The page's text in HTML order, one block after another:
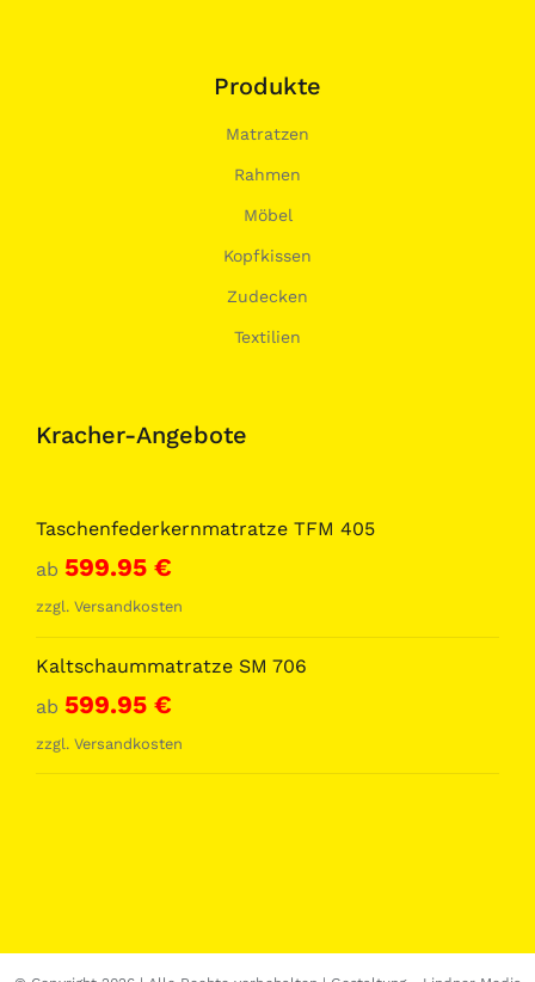
Produkte
Matratzen
Rahmen
Möbel
Kopfkissen
Zudecken
Textilien
Kracher-Angebote
Taschenfederkernmatratze TFM 405
ab 599.95 €
zzgl. Versandkosten
Kaltschaummatratze SM 706
ab 599.95 €
zzgl. Versandkosten